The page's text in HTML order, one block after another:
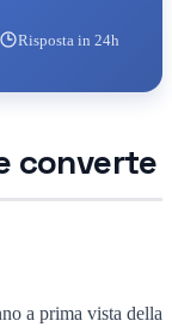
Risposta in 24h
converte
a prima vista della